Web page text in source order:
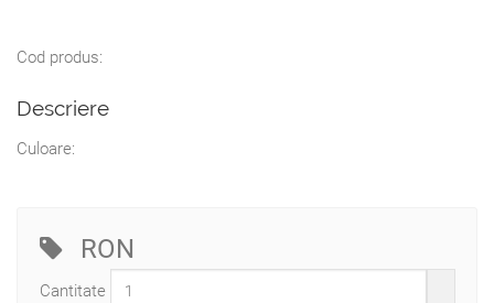
Cod produs:
Descriere
Culoare:
RON
Cantitate